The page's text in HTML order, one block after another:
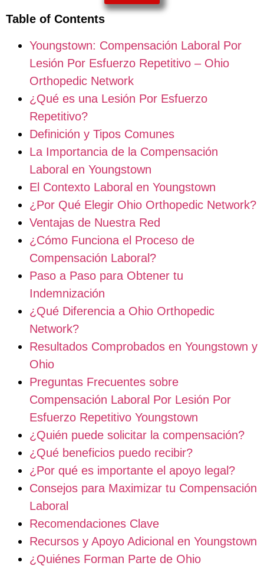
Table of Contents
Youngstown: Compensación Laboral Por
Lesión Por Esfuerzo Repetitivo – Ohio
Orthopedic Network
¿Qué es una Lesión Por Esfuerzo
Repetitivo?
Definición y Tipos Comunes
La Importancia de la Compensación
Laboral en Youngstown
El Contexto Laboral en Youngstown
¿Por Qué Elegir Ohio Orthopedic Network?
Ventajas de Nuestra Red
¿Cómo Funciona el Proceso de
Compensación Laboral?
Paso a Paso para Obtener tu
Indemnización
¿Qué Diferencia a Ohio Orthopedic
Network?
Resultados Comprobados en Youngstown y
Ohio
Preguntas Frecuentes sobre
Compensación Laboral Por Lesión Por
Esfuerzo Repetitivo Youngstown
¿Quién puede solicitar la compensación?
¿Qué beneficios puedo recibir?
¿Por qué es importante el apoyo legal?
Consejos para Maximizar tu Compensación
Laboral
Recomendaciones Clave
Recursos y Apoyo Adicional en Youngstown
¿Quiénes Forman Parte de Ohio